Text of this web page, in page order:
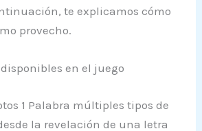
te explicamos cómo
provecho.
en el juego
1 Palabra múltiples tipos de
la revelación de una letra